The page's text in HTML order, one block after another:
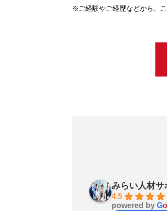
※ご経験やご経歴などから、
みらい人材サ
4.5
powered byG
お陰で無事に転
良いエージェン